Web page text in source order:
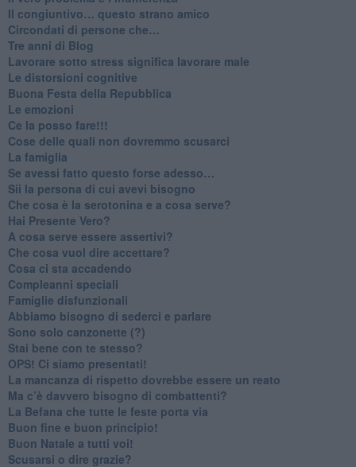
​Il congiuntivo… questo strano amico
​Circondati di persone che…
​Tre anni di Blog
​Lavorare sotto stress significa lavorare male
​Le distorsioni cognitive
​Buona Festa della Repubblica
Le emozioni
​Ce la posso fare!!!
​Cose delle quali non dovremmo scusarci
​La famiglia
​Se avessi fatto questo forse adesso…
​Sii la persona di cui avevi bisogno
Che cosa è la serotonina e a cosa serve?
​Hai Presente Vero?
A cosa serve essere assertivi?
​Che cosa vuol dire accettare?
​Cosa ci sta accadendo
​Compleanni speciali
​Famiglie disfunzionali
​Abbiamo bisogno di sederci e parlare
Sono solo canzonette (?)
​Stai bene con te stesso?
​OPS! Ci siamo presentati!
​La mancanza di rispetto dovrebbe essere un reato
​Ma c’è davvero bisogno di combattenti?
​La Befana che tutte le feste porta via
Buon fine e buon principio!
​Buon Natale a tutti voi!
​Scusarsi o dire grazie?